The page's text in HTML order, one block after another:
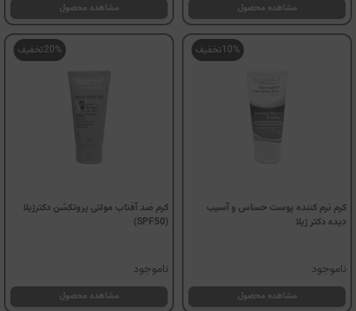
مشاهده محصول مشاهده محصول
10%تخفیف
کرم نرم کننده پوست حساس و آسیب
دیده دکتر ژیلا
ناموجود
مشاهده محصول
20%تخفیف
کرم ضد آفتاب مولتی پروتکشن دکترژیلا
(SPF50)
ناموجود
مشاهده محصول